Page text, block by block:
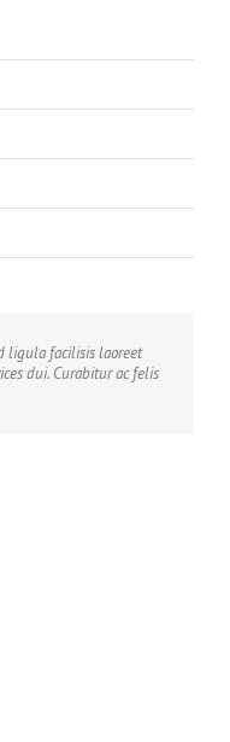
ligula facilisis laoreet
dui. Curabitur ac felis